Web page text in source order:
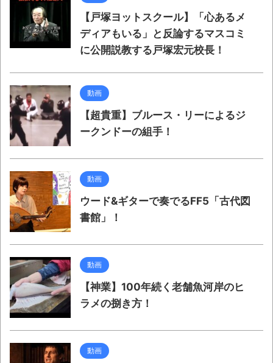
【戸塚ヨットスクール】「心あるメ
ディアもいる」と反論するマスコミ
に公開説教する戸塚宏元校長！
動画
【超貴重】ブルース・リーによるジ
ークンドーの組手！
動画
ウード&ギターで奏でるFF5「古代図
書館」！
動画
【神業】100年続く老舗魚河岸のヒ
ラメの捌き方！
動画